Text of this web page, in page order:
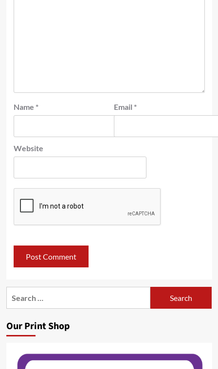
Name * Email *
Website
Our Print Shop